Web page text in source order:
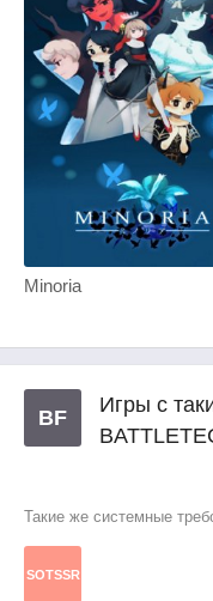
Minoria
BF
Игры с
Такие же системные
SOTSSR